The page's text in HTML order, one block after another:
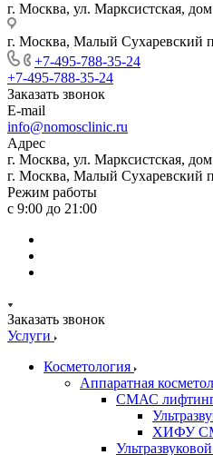
г. Москва, ул. Марксистская,
г. Москва, Малый Сухаревский
+7-495-788-35-24
+7-495-788-35-24
Заказать звонок
E-mail
info@nomosclinic.ru
Адрес
г. Москва, ул. Марксистская,
г. Москва, Малый Сухаревский
Режим работы
с 9:00 до 21:00
Заказать звонок
Услуги
Косметология
Аппаратная
СМАС
ХИФУ